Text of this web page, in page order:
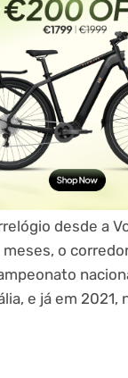
desde a
o
e já em 2021,